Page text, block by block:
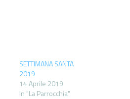
SETTIMANA SANTA
2019
14 Aprile 2019
In "La Parrocchia"